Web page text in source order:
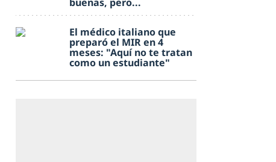
El médico italiano que
preparó el MIR en 4
meses: "Aquí no te tratan
como un estudiante"